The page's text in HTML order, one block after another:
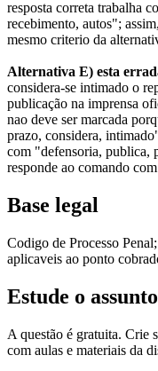
resposta correta trabalha
recebimento, autos";
mesmo criterio da
Alternativa E) esta
considera-se intimado o
publicação na imprensa
nao deve ser marcada
prazo, considera,
com "defensoria, publica,
responde ao comando
Base legal
Codigo de Processo
aplicaveis ao ponto
Estude o assunto
A questão é gratuita. Crie
com aulas e materiais da